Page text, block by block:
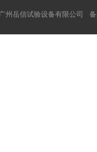
州岳信试验设备有限公司 备